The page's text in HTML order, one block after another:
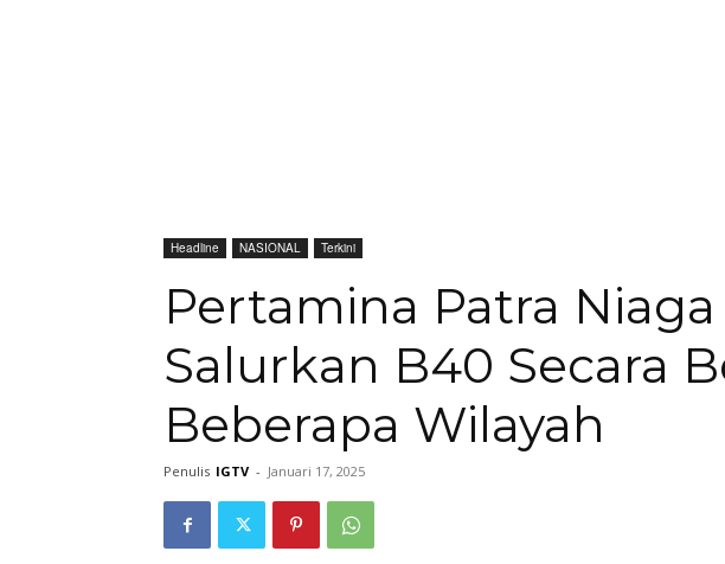
Headline NASIONAL Terkini
Pertamina Patra
Salurkan B40 Secara
Beberapa Wilayah
Penulis IGTV - Januari 17, 2025